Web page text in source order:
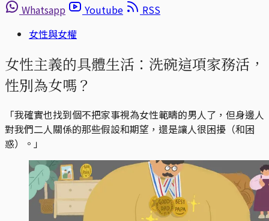
Whatsapp
Youtube
RSS
女性與女權
女性主義的具體生活：洗碗這項家務活，
性別為女嗎？
「我確實也找到個不把家事視為女性範疇的男人了，但身邊人
對我們二人關係的那些假設和期望，還是讓人很困擾（和困
惑）。」